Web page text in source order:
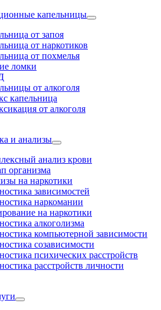
капельницы
от запоя
от наркотиков
от похмелья
ломки
от алкоголя
капельница
от алкоголя
и анализы
анализ крови
организма
на наркотики
зависимостей
наркомании
на наркотики
алкоголизма
компьютерной зависимости
созависимости
психических расстройств
расстройств личности